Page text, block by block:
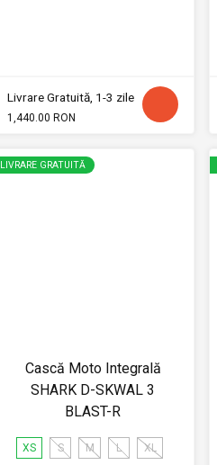
Livrare Gratuită, 1-3 zile
1,440.00 RON
LIVRARE GRATUITĂ
Cască Moto Integrală
SHARK D-SKWAL 3
BLAST-R
XS S M L XL